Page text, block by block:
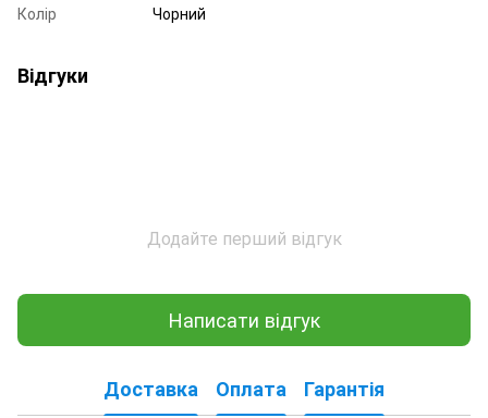
Колір
Чорний
Відгуки
Додайте перший відгук
Написати відгук
Доставка Оплата Гарантія